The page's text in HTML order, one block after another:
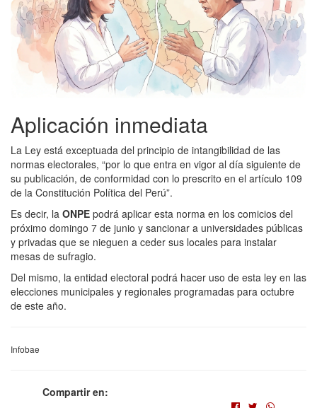
Aplicación inmediata
La Ley está exceptuada del principio de intangibilidad de las
normas electorales, “por lo que entra en vigor al día siguiente de
su publicación, de conformidad con lo prescrito en el artículo 109
de la Constitución Política del Perú”.
Es decir, la ONPE podrá aplicar esta norma en los comicios del
próximo domingo 7 de junio y sancionar a universidades públicas
y privadas que se nieguen a ceder sus locales para instalar
mesas de sufragio.
Del mismo, la entidad electoral podrá hacer uso de esta ley en las
elecciones municipales y regionales programadas para octubre
de este año.
Infobae
Compartir en: